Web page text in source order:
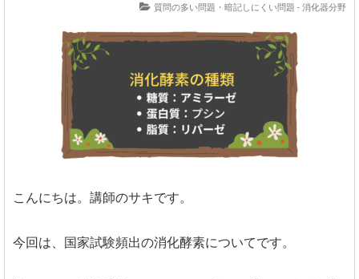
質問の多い問題・暗記しにくい問題 - 消化器分野
こんにちは。講師のサキです。
今回は、国家試験頻出の消化酵素についてです。